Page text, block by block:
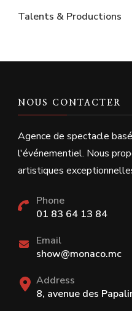
Talents & Productions
NOUS CONTACTER
Agence de spectacle
l'événementiel. Nous
artistiques
Phone
01 83 64 13 84
Email
show@monaco.mc
Address
8, avenue des